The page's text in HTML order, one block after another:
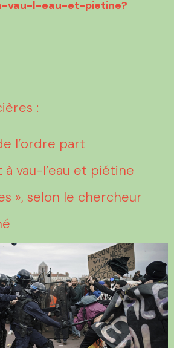
vau-l-eau-et-pietine?
:
l’ordre part
vau-l’eau et piétine
», selon le chercheur